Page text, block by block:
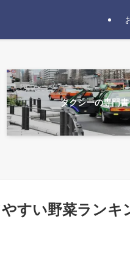
タクシーの専門書
すい野菜ランキ